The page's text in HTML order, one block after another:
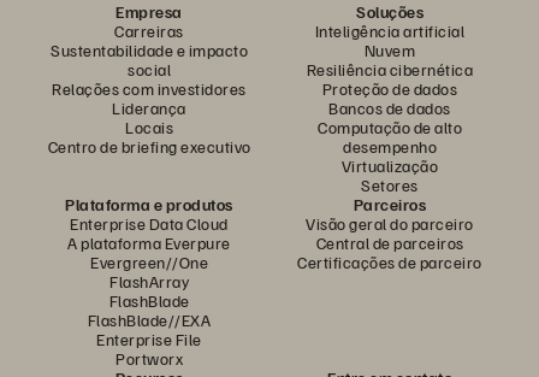
Empresa
Carreiras
Sustentabilidade e impacto
social
Relações com investidores
Liderança
Locais
Centro de briefing executivo
Soluções
Inteligência artificial
Nuvem
Resiliência cibernética
Proteção de dados
Bancos de dados
Computação de alto
desempenho
Virtualização
Setores
Plataforma e produtos
Enterprise Data Cloud
A plataforma Everpure
Evergreen//One
FlashArray
FlashBlade
FlashBlade//EXA
Enterprise File
Portworx
Parceiros
Visão geral do parceiro
Central de parceiros
Certificações de parceiro